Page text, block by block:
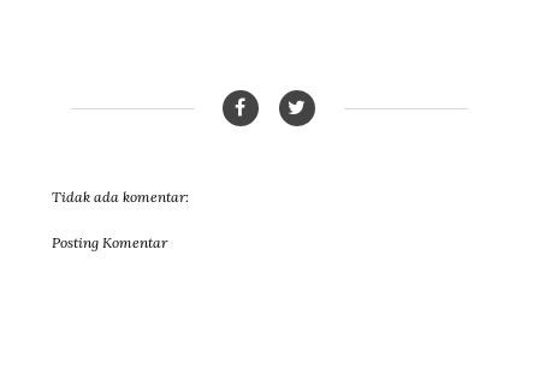
Tidak ada komentar:
Posting Komentar